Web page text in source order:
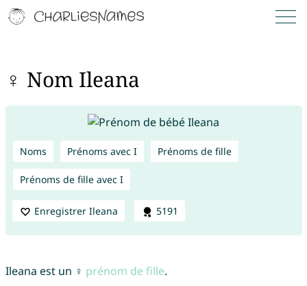
♀ Nom Ileana
Noms Prénoms avec I Prénoms de fille
Prénoms de fille avec I
Enregistrer Ileana 5191
Ileana est un ♀ prénom de fille.